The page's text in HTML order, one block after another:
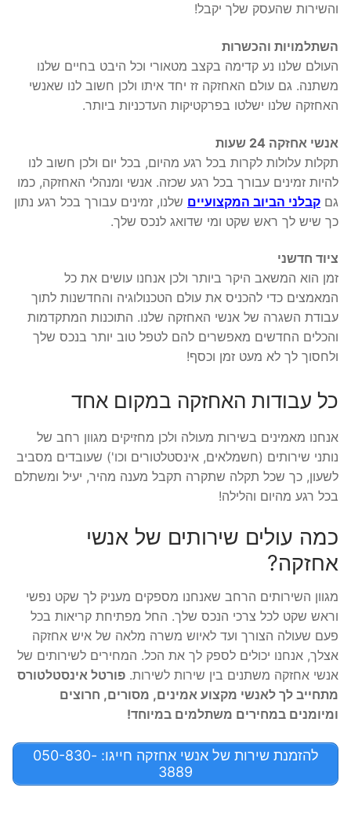
והשירות שהעסק שלך יקבל!
השתלמויות והכשרות
העולם שלנו נע קדימה בקצב מטאורי וכל היבט בחיים שלנו
משתנה. גם עולם האחזקה זז יחד איתו ולכן חשוב לנו שאנשי
האחזקה שלנו ישלטו בפרקטיקות העדכניות ביותר.
אנשי אחזקה 24 שעות
תקלות עלולות לקרות בכל רגע מהיום, בכל יום ולכן חשוב לנו
להיות זמינים עבורך בכל רגע שכזה. אנשי ומנהלי האחזקה, כמו
גם קבלני הביוב המקצועיים שלנו, זמינים עבורך בכל רגע נתון
כך שיש לך ראש שקט ומי שדואג לנכס שלך.
ציוד חדשני
זמן הוא המשאב היקר ביותר ולכן אנחנו עושים את כל
המאמצים כדי להכניס את עולם הטכנולוגיה והחדשנות לתוך
עבודת השגרה של אנשי האחזקה שלנו. התוכנות המתקדמות
והכלים החדשים מאפשרים להם לטפל טוב יותר בנכס שלך
ולחסוך לך לא מעט זמן וכסף!
כל עבודות האחזקה במקום אחד
אנחנו מאמינים בשירות מעולה ולכן מחזיקים מגוון רחב של
נותני שירותים (חשמלאים, אינסטלטורים וכו') שעובדים מסביב
לשעון, כך שכל תקלה שתקרה תקבל מענה מהיר, יעיל ומשתלם
בכל רגע מהיום והלילה!
כמה עולים שירותים של אנשי
אחזקה?
מגוון השירותים הרחב שאנחנו מספקים מעניק לך שקט נפשי
וראש שקט לכל צרכי הנכס שלך. החל מפתיחת קריאות בכל
פעם שעולה הצורך ועד לאיוש משרה מלאה של איש אחזקה
אצלך, אנחנו יכולים לספק לך את הכל. המחירים לשירותים של
אנשי אחזקה משתנים בין שירות לשירות. פורטל אינסטלטורס
מתחייב לך לאנשי מקצוע אמינים, מסורים, חרוצים
ומיומנים במחירים משתלמים במיוחד!
להזמנת שירות של אנשי אחזקה חייגו: 050-830-
3889